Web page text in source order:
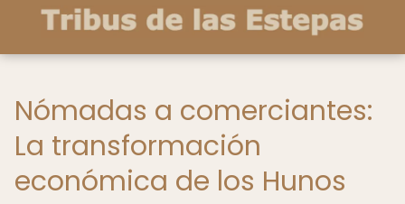
Nómadas a comerciantes:
La transformación
económica de los Hunos